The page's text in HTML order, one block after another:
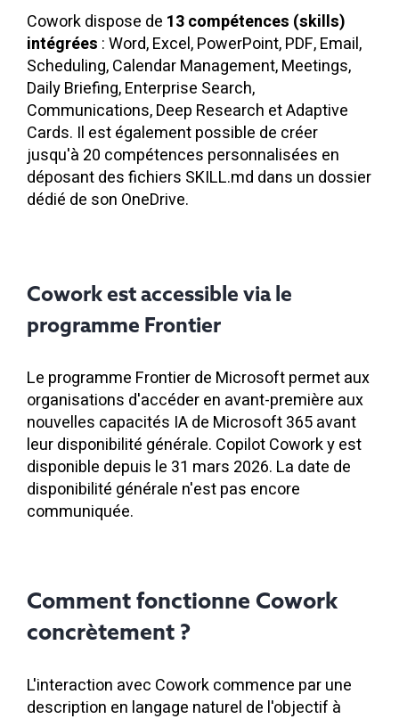
Cowork dispose de 13 compétences (skills)
intégrées : Word, Excel, PowerPoint, PDF, Email,
Scheduling, Calendar Management, Meetings,
Daily Briefing, Enterprise Search,
Communications, Deep Research et Adaptive
Cards. Il est également possible de créer
jusqu'à 20 compétences personnalisées en
déposant des fichiers SKILL.md dans un dossier
dédié de son OneDrive.
Cowork est accessible via le
programme Frontier
Le programme Frontier de Microsoft permet aux
organisations d'accéder en avant-première aux
nouvelles capacités IA de Microsoft 365 avant
leur disponibilité générale. Copilot Cowork y est
disponible depuis le 31 mars 2026. La date de
disponibilité générale n'est pas encore
communiquée.
Comment fonctionne Cowork
concrètement ?
L'interaction avec Cowork commence par une
description en langage naturel de l'objectif à